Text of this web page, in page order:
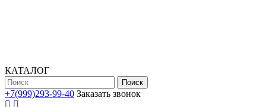
КАТАЛОГ
Поиск
+7(999)293-99-40 Заказать звонок